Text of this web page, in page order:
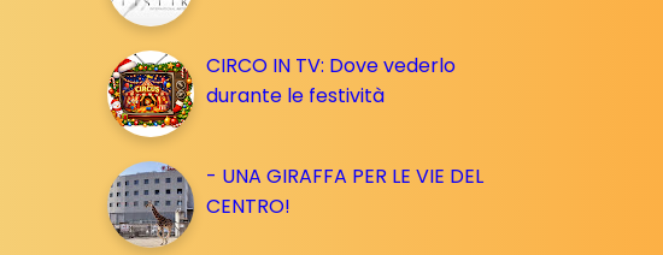
CIRCO IN TV: Dove vederlo
durante le festività
- UNA GIRAFFA PER LE VIE DEL
CENTRO!